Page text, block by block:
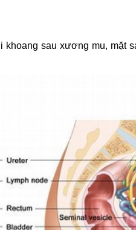
sau xương mu, mặt